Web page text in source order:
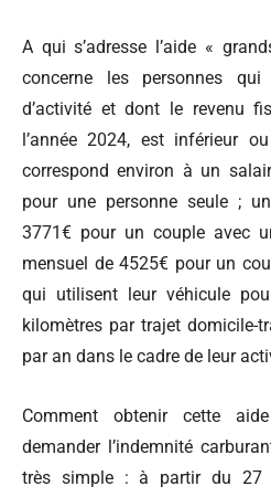
A qui s’adresse l’aide «
concerne les personnes qui
d’activité et dont le revenu
l’année 2024, est inférieur
correspond environ à un
pour une personne seule ;
3771€ pour un couple avec
mensuel de 4525€ pour un
qui utilisent leur véhicule
kilomètres par trajet domicile-
par an dans le cadre de leur
Comment obtenir cette
demander l’indemnité
très simple : à partir du 27